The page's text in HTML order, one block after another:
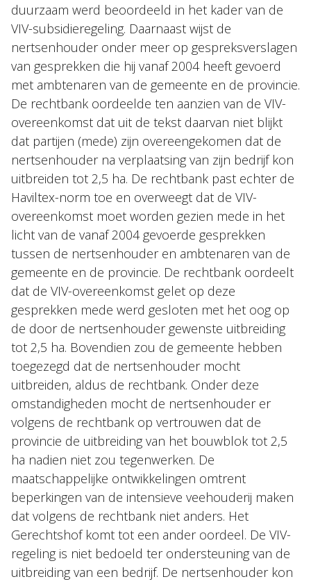
duurzaam werd beoordeeld in het kader van de
VIV-subsidieregeling. Daarnaast wijst de
nertsenhouder onder meer op gespreksverslagen
van gesprekken die hij vanaf 2004 heeft gevoerd
met ambtenaren van de gemeente en de provincie.
De rechtbank oordeelde ten aanzien van de VIV-
overeenkomst dat uit de tekst daarvan niet blijkt
dat partijen (mede) zijn overeengekomen dat de
nertsenhouder na verplaatsing van zijn bedrijf kon
uitbreiden tot 2,5 ha. De rechtbank past echter de
Haviltex-norm toe en overweegt dat de VIV-
overeenkomst moet worden gezien mede in het
licht van de vanaf 2004 gevoerde gesprekken
tussen de nertsenhouder en ambtenaren van de
gemeente en de provincie. De rechtbank oordeelt
dat de VIV-overeenkomst gelet op deze
gesprekken mede werd gesloten met het oog op
de door de nertsenhouder gewenste uitbreiding
tot 2,5 ha. Bovendien zou de gemeente hebben
toegezegd dat de nertsenhouder mocht
uitbreiden, aldus de rechtbank. Onder deze
omstandigheden mocht de nertsenhouder er
volgens de rechtbank op vertrouwen dat de
provincie de uitbreiding van het bouwblok tot 2,5
ha nadien niet zou tegenwerken. De
maatschappelijke ontwikkelingen omtrent
beperkingen van de intensieve veehouderij maken
dat volgens de rechtbank niet anders. Het
Gerechtshof komt tot een ander oordeel. De VIV-
regeling is niet bedoeld ter ondersteuning van de
uitbreiding van een bedrijf. De nertsenhouder kon